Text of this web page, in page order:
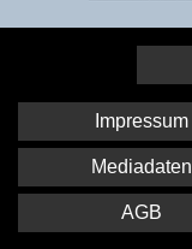
Impressum
Mediadaten
AGB